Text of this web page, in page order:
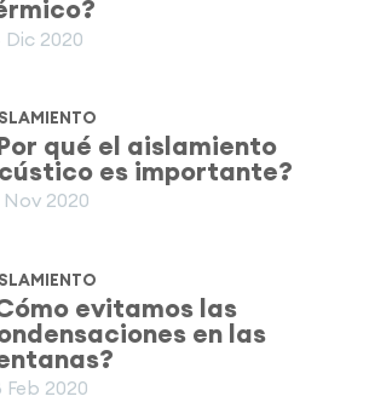
Dic 2020
qué el aislamiento
es importante?
Nov 2020
evitamos las
en las
Feb 2020